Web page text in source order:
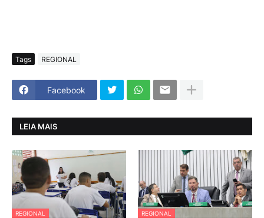
Tags REGIONAL
Facebook
LEIA MAIS
REGIONAL REGIONAL